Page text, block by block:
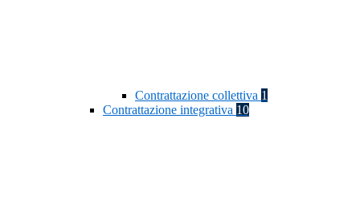
Contrattazione collettiva 1
Contrattazione integrativa 10